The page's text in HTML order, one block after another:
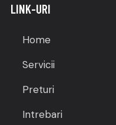
LINK-URI
Home
Servicii
Preturi
Intrebari